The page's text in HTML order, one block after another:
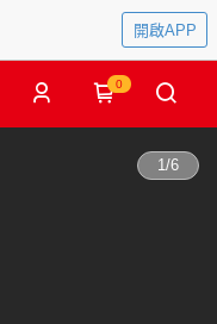
開啟APP
0
1/6